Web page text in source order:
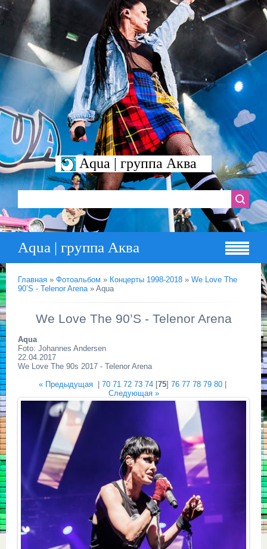
Aqua | группа Аква
Aqua | группа Аква
Главная » Фотоальбом » Концерты 1998-2018 » We Love The
90’S - Telenor Arena» Aqua
We Love The 90’S - Telenor Arena
Aqua
Foto: Johannes Andersen
22.04.2017
We Love The 90s 2017 - Telenor Arena
« Предыдущая| 70 71 72 73 74[75] 76 77 78 79 80|
Следующая »